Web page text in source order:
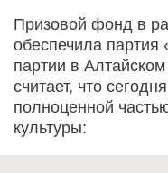
Призовой фонд в
обеспечила
партии в
считает, что
полноценной
культуры: